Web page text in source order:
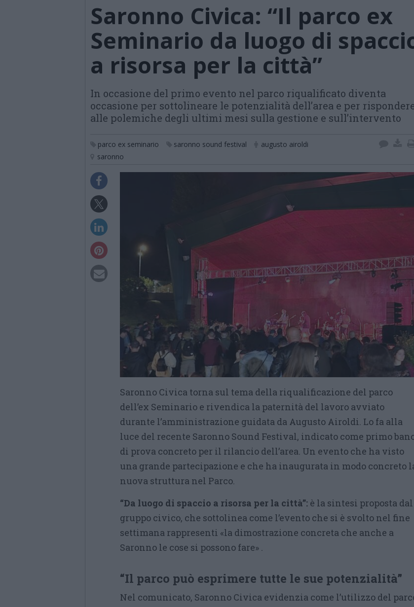
Saronno Civica: “Il parco ex
Seminario da luogo di
a risorsa per la città”
In occasione del primo evento nel parco riqualificato diventa
occasione per sottolineare le potenzialità dell’area e per
alle polemiche degli ultimi mesi sulla gestione e sull’intervento
parco ex seminario saronno sound festival
augusto airoldi
saronno
Saronno Civica torna sul tema della riqualificazione del parco
dell’ex Seminario e rivendica la paternità del lavoro avviato
durante l’amministrazione guidata da Augusto Airoldi. Lo fa alla
luce del recente Saronno Sound Festival, indicato come primo
di prova concreto per il rilancio dell’area. Un evento che ha visto
una grande partecipazione e che ha inaugurata in modo concreto
nuova struttura nel Parco.
“Da luogo di spaccio a risorsa per la città”: è la sintesi proposta dal
gruppo civico, che sottolinea come l’evento che si è svolto nel fine
settimana rappresenti «la dimostrazione concreta che anche a
Saronno le cose si possono fare» .
“Il parco può esprimere tutte le sue potenzialità”
Nel comunicato, Saronno Civica evidenzia come l’utilizzo del